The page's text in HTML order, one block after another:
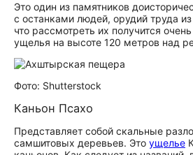
Это один из памятников
с останками людей, орудий труда
что рассмотреть их получится
ущелья на высоте 120 метров над
Фото: Shutterstock
Каньон Псахо
Представляет собой скальные
самшитовых деревьев. Это ущелье